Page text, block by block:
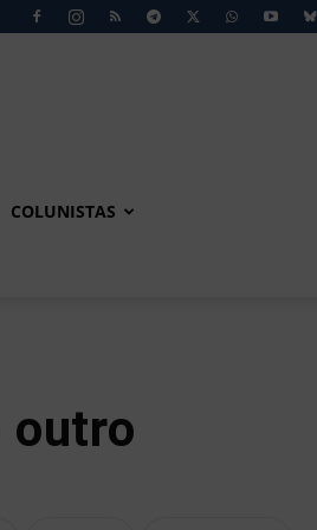
COLUNISTAS
outro